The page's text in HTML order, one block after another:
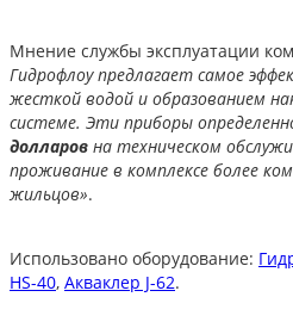
Мнение службы эксплуатации
Гидрофлоу предлагает самое
жесткой водой и образованием
системе. Эти приборы
долларов на техническом
проживание в комплексе более
жильцов».
Использовано оборудование:
HS-40, Акваклер J-62.